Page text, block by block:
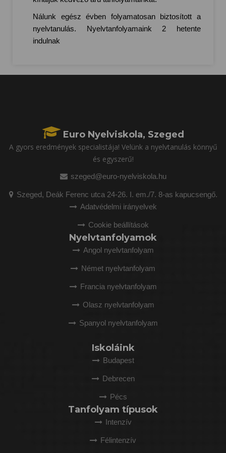
Nálunk egész évben folyamatosan biztosított a
nyelvtanulás. Nyelvtanfolyamaink 2 hetente
indulnak
Euro Nyelviskola, Szeged
A gyors eredmények specialistája! Velünk a nyelvtanulás könnyű
és egyszerű!
szeged@euro-nyelviskola.hu
Szeged, Deák Ferenc utca 24-26. I. em./7. 8-as kapucsengő.
Adatvédelmi irányelvek
Cookie beállítások
Nyelvtanfolyamok
Angol nyelvtanfolyam
Német nyelvtanfolyam
Francia nyelvtanfolyam
Olasz nyelvtanfolyam
Spanyol nyelvtanfolyam
Iskoláink
Budapest
Debrecen
Pécs
Tanfolyam típusok
Intenzív
Félintenzív